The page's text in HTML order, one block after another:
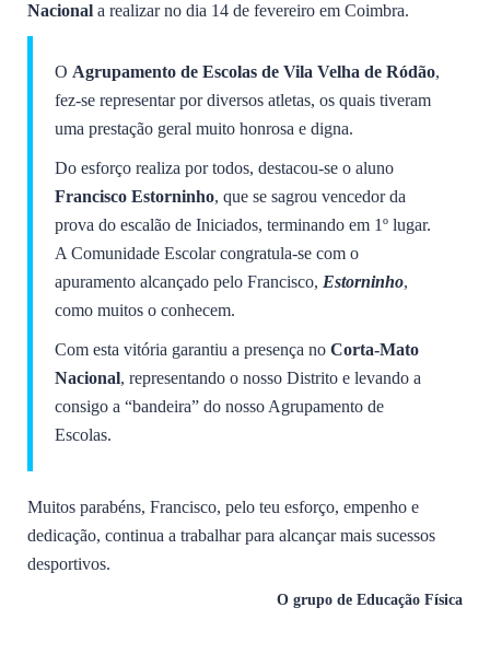
Nacional a realizar no dia 14 de fevereiro em Coimbra.
O Agrupamento de Escolas de Vila Velha de Ródão,
fez-se representar por diversos atletas, os quais tiveram
uma prestação geral muito honrosa e digna.
Do esforço realiza por todos, destacou-se o aluno
Francisco Estorninho, que se sagrou vencedor da
prova do escalão de Iniciados, terminando em 1º lugar.
A Comunidade Escolar congratula-se com o
apuramento alcançado pelo Francisco, Estorninho,
como muitos o conhecem.
Com esta vitória garantiu a presença no Corta-Mato
Nacional, representando o nosso Distrito e levando a
consigo a “bandeira” do nosso Agrupamento de
Escolas.
Muitos parabéns, Francisco, pelo teu esforço, empenho e
dedicação, continua a trabalhar para alcançar mais sucessos
desportivos.
O grupo de Educação Física